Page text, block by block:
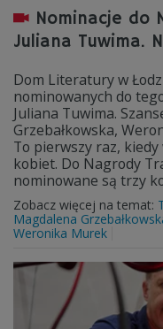
Nominacje do
Juliana Tuwima.
Dom Literatury w
nominowanych do
Juliana Tuwima.
Grzebałkowska,
To pierwszy raz,
kobiet. Do Nagrody
nominowane są trzy
Zobacz więcej na temat:
Magdalena
Weronika Murek